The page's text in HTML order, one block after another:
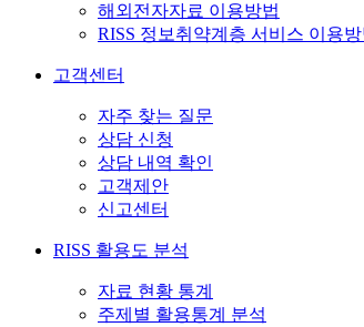
해외전자자료 이용방법
RISS 정보취약계층 서비스 이용방
고객센터
자주 찾는 질문
상담 신청
상담 내역 확인
고객제안
신고센터
RISS 활용도 분석
자료 현황 통계
주제별 활용통계 분석